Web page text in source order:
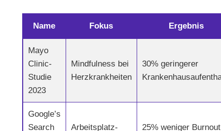
Name Fokus Ergebnis
Mayo
Clinic-
Studie
2023
Mindfulness bei
Herzkrankheiten
30% geringerer
Google’s
Search
Arbeitsplatz-
25% weniger